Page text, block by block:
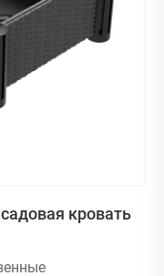
кровать